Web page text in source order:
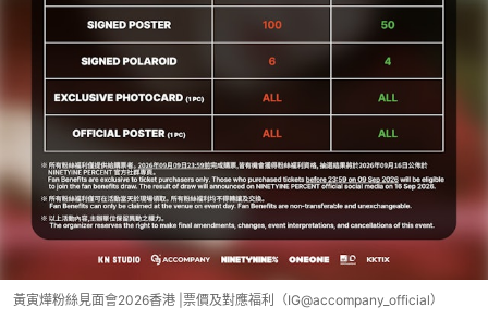
黃寅燁粉絲見面會2026香港 |票價及對應福利（IG@accompany_official）